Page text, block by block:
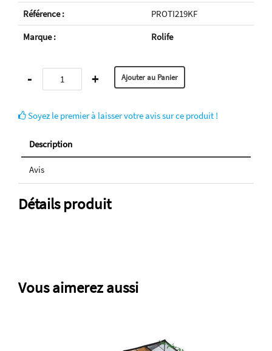
Référence :
PROTI219KF
Marque :
Rolife
- +
Soyez le premier à laisser votre avis sur ce produit !
Description
Avis
Détails produit
Vous aimerez aussi